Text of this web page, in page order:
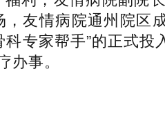
友情病院通州院区
专家帮手”的正式
办事。